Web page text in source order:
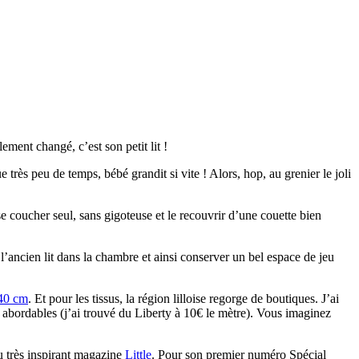
changé, c’est son petit lit !
très peu de temps, bébé grandit si vite ! Alors, hop, au grenier le joli
seul, sans gigoteuse et le recouvrir d’une couette bien
lit dans la chambre et ainsi conserver un bel espace de jeu
cm. Et pour les tissus, la région lilloise regorge de boutiques. J’ai
(j’ai trouvé du Liberty à 10€ le mètre). Vous imaginez
très inspirant magazine Little. Pour son premier numéro Spécial